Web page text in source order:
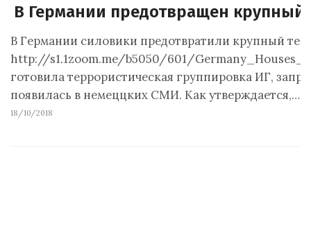
В Германии предотвращен крупный
В Германии силовики предотвратили крупный
http://s1.1zoom.me/b5050/601/
готовила террористическая группировка ИГ,
появилась в немеццких СМИ. Как утверждается,…
18/10/2018